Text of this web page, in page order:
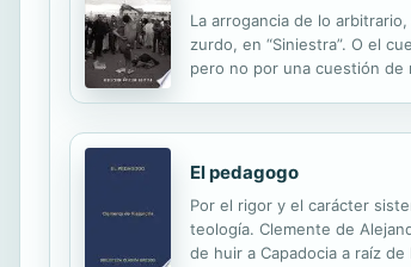
La arrogancia de lo
zurdo, en “Siniestra”. O el
pero no por una cuestión de
El pedagogo
Por el rigor y el carácter
teología. Clemente de
de huir a Capadocia a raíz